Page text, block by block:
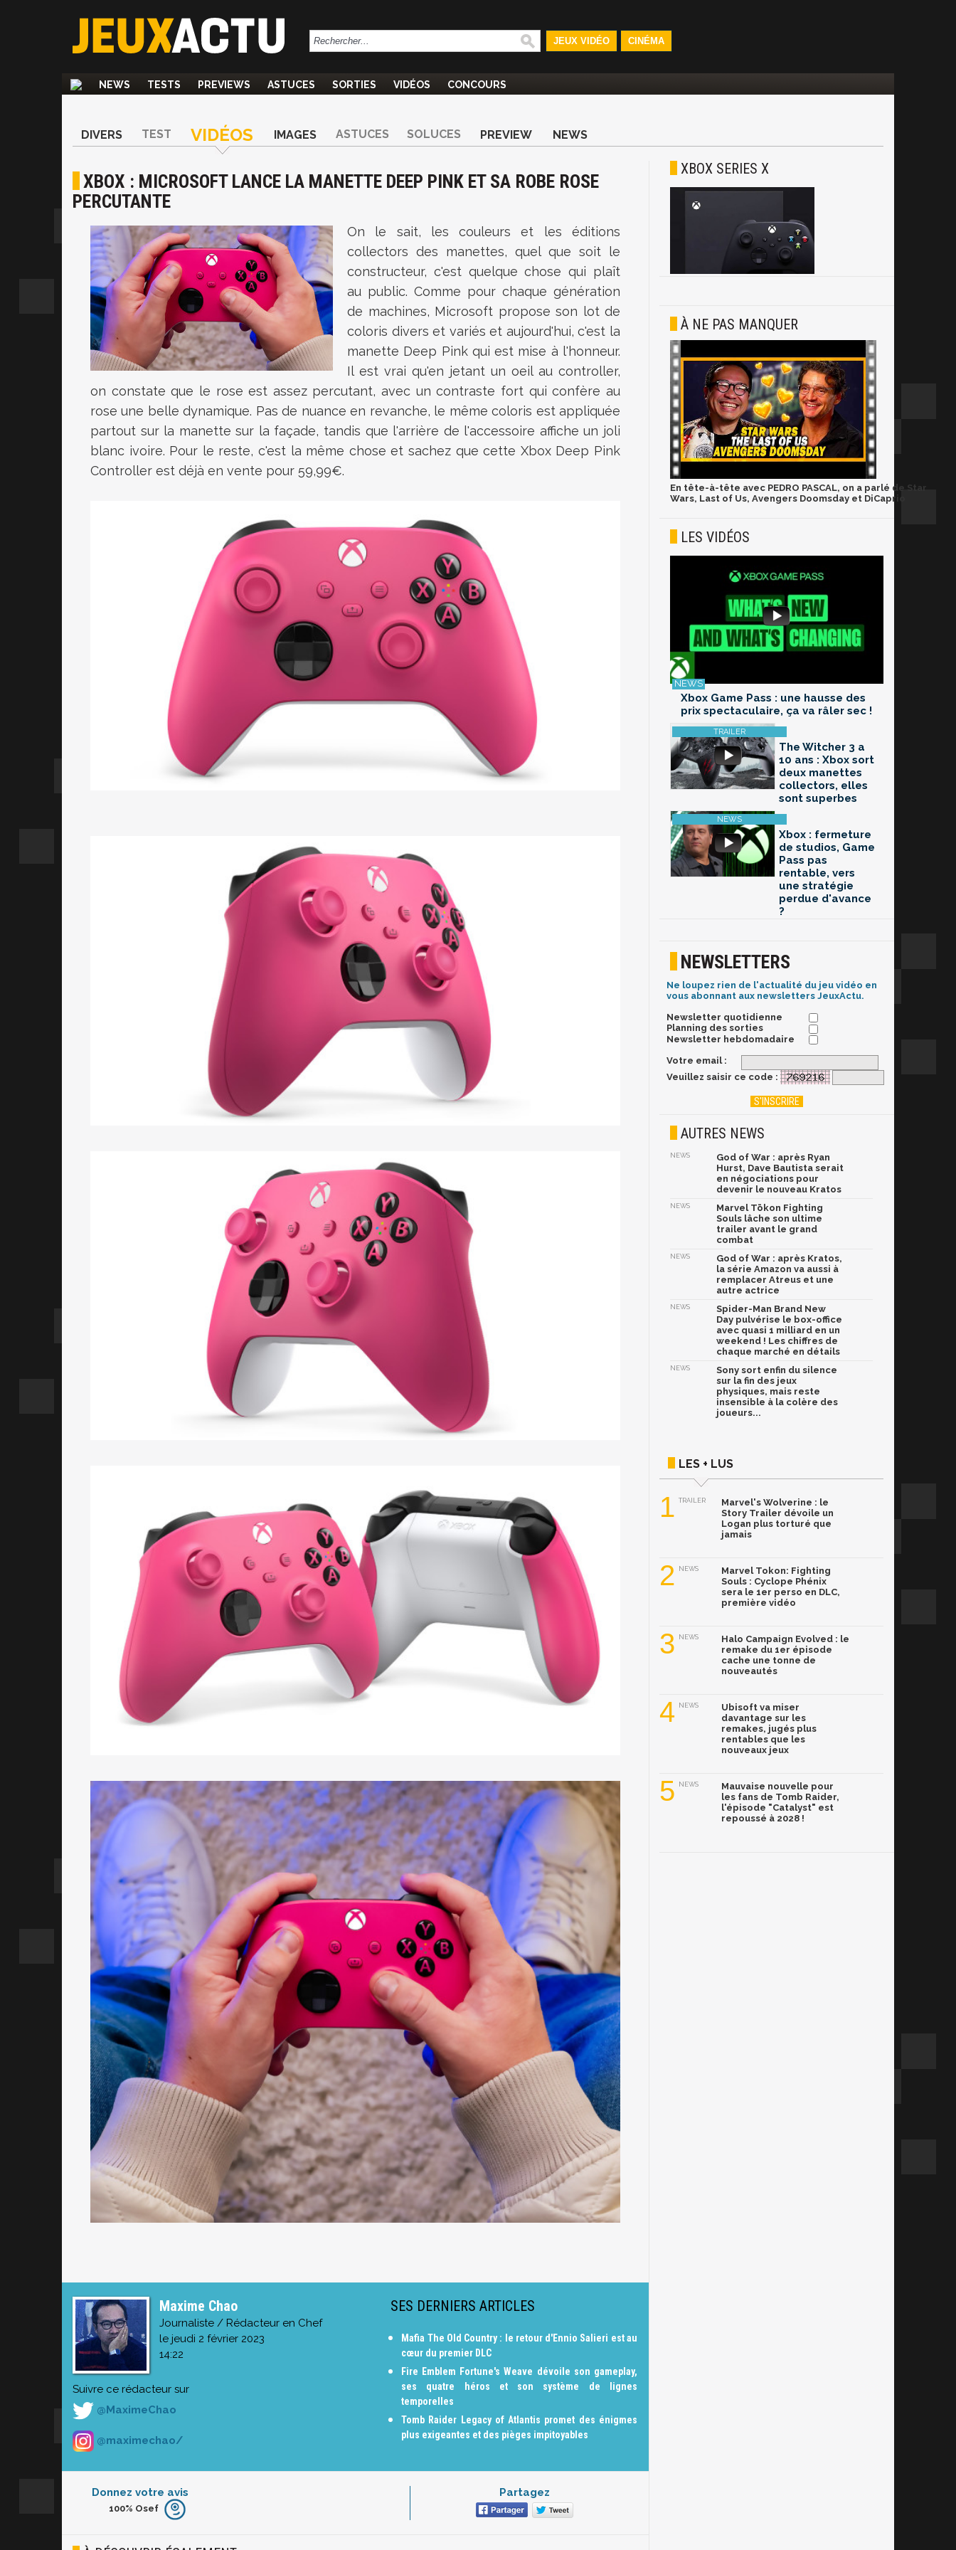
JEUX VIDÉO CINÉMA
NEWS TESTS PREVIEWS ASTUCES SORTIES VIDÉOS CONCOURS
DIVERS TEST VIDÉOS IMAGES ASTUCES SOLUCES PREVIEW NEWS
XBOX : MICROSOFT LANCE LA MANETTE DEEP PINK ET SA ROBE ROSE
PERCUTANTE
On le sait, les couleurs et les éditions
collectors des manettes, quel que soit le
constructeur, c'est quelque chose qui plaît
au public. Comme pour chaque génération
de machines, Microsoft propose son lot de
coloris divers et variés et aujourd'hui, c'est la
manette Deep Pink qui est mise à l'honneur.
Il est vrai qu'en jetant un oeil au controller,
on constate que le rose est assez percutant, avec un contraste fort qui confère au
rose une belle dynamique. Pas de nuance en revanche, le même coloris est appliquée
partout sur la manette sur la façade, tandis que l'arrière de l'accessoire affiche un joli
blanc ivoire. Pour le reste, c'est la même chose et sachez que cette Xbox Deep Pink
Controller est déjà en vente pour 59,99€.
Maxime Chao
Journaliste / Rédacteur en Chef
le jeudi 2 février 2023
14:22
Suivre ce rédacteur sur
@MaximeChao
@maximechao/
SES DERNIERS ARTICLES
Mafia The Old Country : le retour d'Ennio Salieri est au
cœur du premier DLC
Fire Emblem Fortune's Weave dévoile son gameplay,
ses quatre héros et son système de lignes
temporelles
Tomb Raider Legacy of Atlantis promet des énigmes
plus exigeantes et des pièges impitoyables
Donnez votre avis
Furieux
100% Osef
Partagez
XBOX SERIES X
À NE PAS MANQUER
En tête-à-tête avec PEDRO PASCAL, on a parlé de Star
Wars, Last of Us, Avengers Doomsday et DiCaprio
LES VIDÉOS
Xbox Game Pass : une hausse des
prix spectaculaire, ça va râler sec !
The Witcher 3 a
10 ans : Xbox sort
deux manettes
collectors, elles
sont superbes
Xbox : fermeture
de studios, Game
Pass pas
rentable, vers
une stratégie
perdue d'avance
?
NEWSLETTERS
Ne loupez rien de l'actualité du jeu vidéo en
vous abonnant aux newsletters JeuxActu.
Newsletter quotidienne
Planning des sorties
Newsletter hebdomadaire
Votre email :
Veuillez saisir ce code :
AUTRES NEWS
NEWS
God of War : après Ryan
Hurst, Dave Bautista serait
en négociations pour
devenir le nouveau Kratos
NEWS
Marvel Tōkon Fighting
Souls lâche son ultime
trailer avant le grand
combat
NEWS
God of War : après Kratos,
la série Amazon va aussi à
remplacer Atreus et une
autre actrice
NEWS
Spider-Man Brand New
Day pulvérise le box-office
avec quasi 1 milliard en un
weekend ! Les chiffres de
chaque marché en détails
NEWS
Sony sort enfin du silence
sur la fin des jeux
physiques, mais reste
insensible à la colère des
joueurs...
LES + LUS
1 TRAILER
Marvel's Wolverine : le
Story Trailer dévoile un
Logan plus torturé que
jamais
2 NEWS
Marvel Tokon: Fighting
Souls : Cyclope Phénix
sera le 1er perso en DLC,
première vidéo
3 NEWS
Halo Campaign Evolved : le
remake du 1er épisode
cache une tonne de
nouveautés
4 NEWS
Ubisoft va miser
davantage sur les
remakes, jugés plus
rentables que les
nouveaux jeux
5 NEWS
Mauvaise nouvelle pour
les fans de Tomb Raider,
l'épisode "Catalyst" est
repoussé à 2028 !